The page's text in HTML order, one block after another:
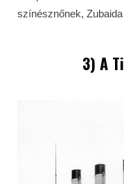
színésznőnek,
3) A